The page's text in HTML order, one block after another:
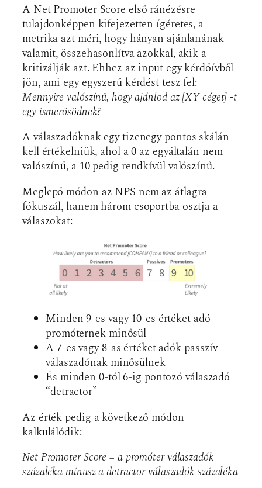
A Net Promoter Score első ránézésre
tulajdonképpen kifejezetten ígéretes, a
metrika azt méri, hogy hányan ajánlanának
valamit, összehasonlítva azokkal, akik a
kritizálják azt. Ehhez az input egy kérdőívből
jön, ami egy egyszerű kérdést tesz fel:
Mennyire valószínű, hogy ajánlod az [XY céget] -t
egy ismerősödnek?
A válaszadóknak egy tizenegy pontos skálán
kell értékelniük, ahol a 0 az egyáltalán nem
valószínű, a 10 pedig rendkívül valószínű.
Meglepő módon az NPS nem az átlagra
fókuszál, hanem három csoportba osztja a
válaszokat:
Minden 9-es vagy 10-es értéket adó
promóternek minősül
A 7-es vagy 8-as értéket adók passzív
válaszadónak minősülnek
És minden 0-tól 6-ig pontozó válaszadó
“detractor”
Az érték pedig a következő módon
kalkulálódik:
Net Promoter Score = a promóter válaszadók
százaléka mínusz a detractor válaszadók százaléka